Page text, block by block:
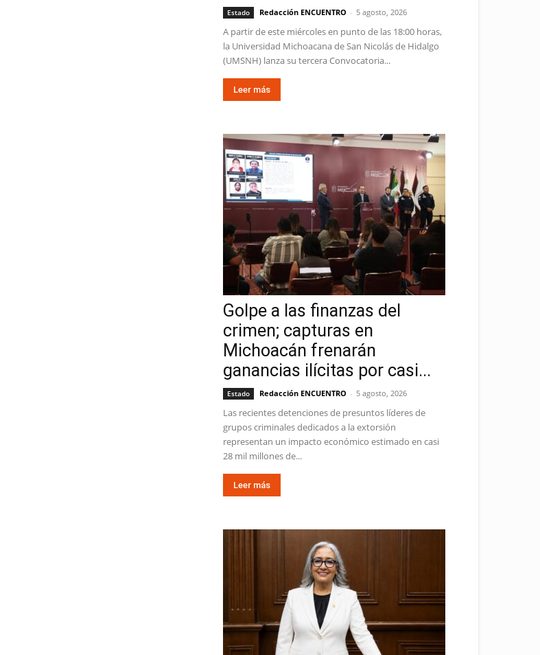
Estado Redacción ENCUENTRO - 5 agosto, 2026
A partir de este miércoles en punto de las 18:00 horas,
la Universidad Michoacana de San Nicolás de Hidalgo
(UMSNH) lanza su tercera Convocatoria...
Leer más
Golpe a las finanzas del
crimen; capturas en
Michoacán frenarán
ganancias ilícitas por casi...
Estado Redacción ENCUENTRO - 5 agosto, 2026
Las recientes detenciones de presuntos líderes de
grupos criminales dedicados a la extorsión
representan un impacto económico estimado en casi
28 mil millones de...
Leer más